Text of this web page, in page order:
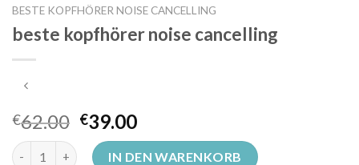
BESTE KOPFHÖRER NOISE CANCELLING
beste kopfhörer noise cancelling
€62.00 €39.00
beste kopfhörer noise cancelling Menge
IN DEN WARENKORB